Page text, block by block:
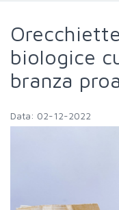
Produse de baza
Produse ECO
biologice
branza
Data: 02-12-2022